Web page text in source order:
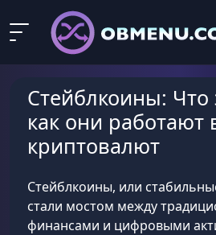
Стейблкоины: Что
как они работают
криптовалют
Стейблкоины, или
стали мостом между
финансами и цифровыми